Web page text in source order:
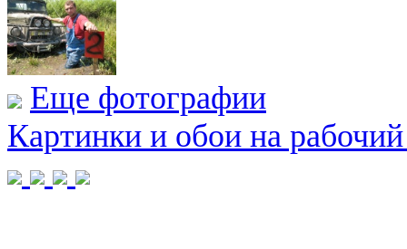
Еще фотографии
Картинки и обои на